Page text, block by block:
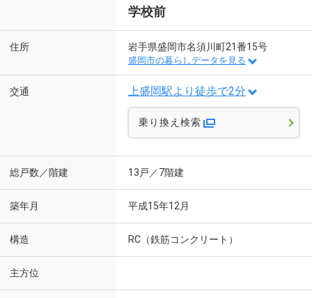
学校前
住所 岩手県盛岡市名須川町21番15号
盛岡市の暮らしデータを見る
交通 上盛岡駅より徒歩で2分
乗り換え検索
総戸数／階建 13戸／7階建
築年月 平成15年12月
構造 RC（鉄筋コンクリート）
主方位